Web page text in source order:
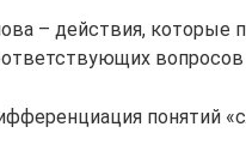
– действия, которые
вопросов
понятий